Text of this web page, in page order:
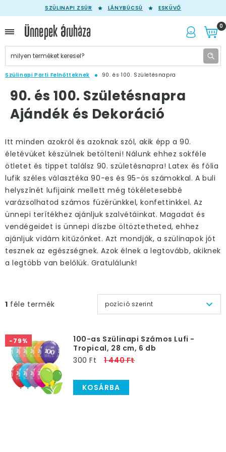
SZÜLINAPI ZSÚR LÁNYBÚCSÚ ESKÜVŐ
0
Szülinapi Parti Felnőtteknek 90. és 100. Születésnapra
90. és 100. Születésnapra
Ajándék és Dekoráció
Itt minden azokról és azoknak szól, akik épp a 90.
életévüket készülnek betölteni! Nálunk ehhez sokféle
ötletet és tippet találsz 90. születésnapra! Latex és fólia
lufik széles választéka 90-es és 95-ös számokkal. A buli
helyszínét lufijaink mellett még tökéletesebbé
varázsolhatod számos füzérünkkel, konfettinkkel. Az
ünnepi terítékhez ajánljuk szalvétáinkat. Magadat és
vendégeidet is ünnepi díszbe öltöztetheted, ehhez
ajánljuk vidám kitűzőnket. Azt mondják, a szülinapok jót
tesznek az egészségnek. Azok élnek a legtovább, akiknek
a legtöbb van belőlük. Gratulálunk!
1 féle termék pozíció szerint
-79%
100-as Szülinapi Számos Lufi -
Tropical, 28 cm, 6 db
300 Ft
1 440 Ft
KOSÁRBA